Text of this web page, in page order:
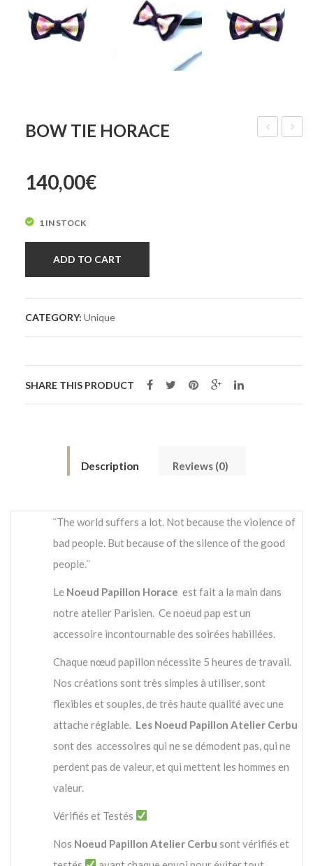
BOW TIE HORACE
140,00€
1 IN STOCK
ADD TO CART
CATEGORY: Unique
SHARE THIS PRODUCT
Description Reviews (0)
¨The world suffers a lot. Not because the violence of
bad people. But because of the silence of the good
people.¨
Le Noeud Papillon Horace est fait a la main dans
notre atelier Parisien. Ce noeud pap est un
accessoire incontournable des soirées habillées.
Chaque nœud papillon nécessite 5 heures de travail.
Nos créations sont très simples à utiliser, sont
flexibles et souples, de très haute qualité avec une
attache réglable. Les Noeud Papillon Atelier Cerbu
sont des accessoires qui ne se démodent pas, qui ne
perdent pas de valeur, et qui mettent les hommes en
valeur.
Vérifiés et Testés
Nos Noeud Papillon Atelier Cerbu sont vérifiés et